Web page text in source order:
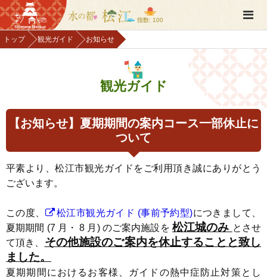
指数: 100
トップ 観光ガイド お知らせ
観光ガイド
【お知らせ】夏期期間の案内コース一部休止に
ついて
平素より、松江市観光ガイドをご利用頂き誠にありがとう
ございます。
この度、 松江市観光ガイド (事前予約型)につきまして、
夏期期間 (7 月・ 8 月) のご案内施設を 松江城のみ とさせ
て頂き、 その他施設のご案内を休止することと致し
ました。
夏期期間におけるお客様、ガイドの熱中症防止対策とし